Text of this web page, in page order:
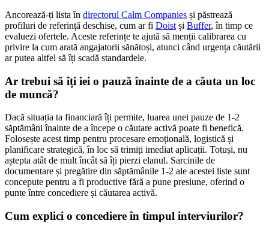
Ancorează-ți lista în directorul Calm Companies și păstrează
profiluri de referință deschise, cum ar fi Doist și Buffer, în timp ce
evaluezi ofertele. Aceste referințe te ajută să menții calibrarea cu
privire la cum arată angajatorii sănătoși, atunci când urgența căutării
ar putea altfel să îți scadă standardele.
Ar trebui să îți iei o pauză înainte de a căuta un loc
de muncă?
Dacă situația ta financiară îți permite, luarea unei pauze de 1-2
săptămâni înainte de a începe o căutare activă poate fi benefică.
Folosește acest timp pentru procesare emoțională, logistică și
planificare strategică, în loc să trimiți imediat aplicații. Totuși, nu
aștepta atât de mult încât să îți pierzi elanul. Sarcinile de
documentare și pregătire din săptămânile 1-2 ale acestei liste sunt
concepute pentru a fi productive fără a pune presiune, oferind o
punte între concediere și căutarea activă.
Cum explici o concediere în timpul interviurilor?